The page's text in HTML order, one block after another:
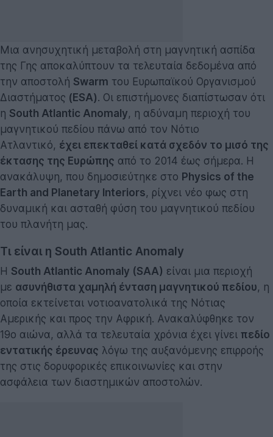
Μια ανησυχητική μεταβολή στη μαγνητική ασπίδα
της Γης αποκαλύπτουν τα τελευταία δεδομένα από
την αποστολή Swarm του Ευρωπαϊκού Οργανισμού
Διαστήματος (ESA). Οι επιστήμονες διαπίστωσαν ότι
η South Atlantic Anomaly, η αδύναμη περιοχή του
μαγνητικού πεδίου πάνω από τον Νότιο
Ατλαντικό, έχει επεκταθεί κατά σχεδόν το μισό της
έκτασης της Ευρώπης από το 2014 έως σήμερα. Η
ανακάλυψη, που δημοσιεύτηκε στο Physics of the
Earth and Planetary Interiors, ρίχνει νέο φως στη
δυναμική και ασταθή φύση του μαγνητικού πεδίου
του πλανήτη μας.
Τι είναι η South Atlantic Anomaly
Η South Atlantic Anomaly (SAA) είναι μια περιοχή
με ασυνήθιστα χαμηλή ένταση μαγνητικού πεδίου, η
οποία εκτείνεται νοτιοανατολικά της Νότιας
Αμερικής και προς την Αφρική. Ανακαλύφθηκε τον
19ο αιώνα, αλλά τα τελευταία χρόνια έχει γίνει πεδίο
εντατικής έρευνας λόγω της αυξανόμενης επιρροής
της στις δορυφορικές επικοινωνίες και στην
ασφάλεια των διαστημικών αποστολών.